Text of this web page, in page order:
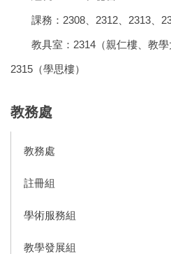
課務：2308、2312、2313、
教具室：2314（親仁樓、教學
2315（學思樓）
教務處
教務處
註冊組
學術服務組
教學發展組